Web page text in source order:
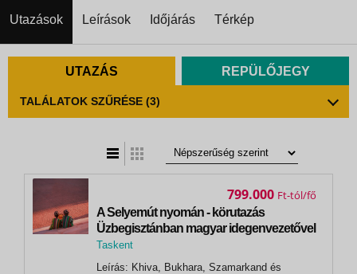
Utazások Leírások Időjárás Térkép
UTAZÁS REPÜLŐJEGY
TALÁLATOK SZŰRÉSE (3)
A Selyemút nyomán - körutazás
Üzbegisztánban magyar idegenvezetővel
2026.10.21-10.29.
Taskent
Leírás: Khiva, Bukhara, Szamarkand és
799.000 Ft